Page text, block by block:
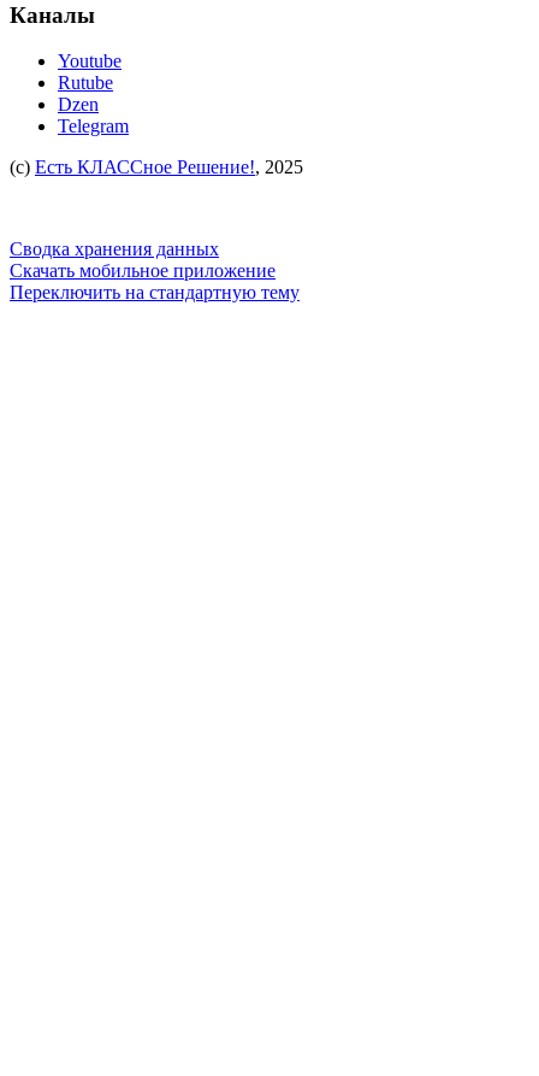
Каналы
Youtube
Rutube
Dzen
Telegram
(c) Есть КЛАССное Решение!, 2025
Сводка хранения данных
Скачать мобильное приложение
Переключить на стандартную тему